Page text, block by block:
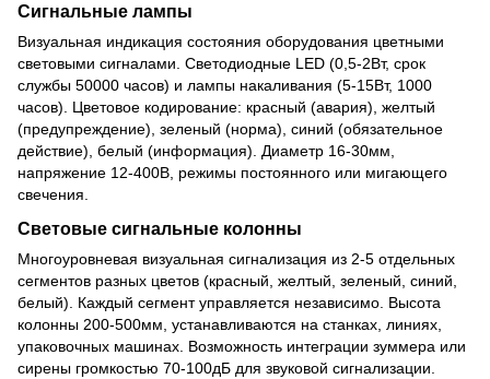
Сигнальные лампы
Визуальная индикация состояния оборудования цветными
световыми сигналами. Светодиодные LED (0,5-2Вт, срок
службы 50000 часов) и лампы накаливания (5-15Вт, 1000
часов). Цветовое кодирование: красный (авария), желтый
(предупреждение), зеленый (норма), синий (обязательное
действие), белый (информация). Диаметр 16-30мм,
напряжение 12-400В, режимы постоянного или мигающего
свечения.
Световые сигнальные колонны
Многоуровневая визуальная сигнализация из 2-5 отдельных
сегментов разных цветов (красный, желтый, зеленый, синий,
белый). Каждый сегмент управляется независимо. Высота
колонны 200-500мм, устанавливаются на станках, линиях,
упаковочных машинах. Возможность интеграции зуммера или
сирены громкостью 70-100дБ для звуковой сигнализации.